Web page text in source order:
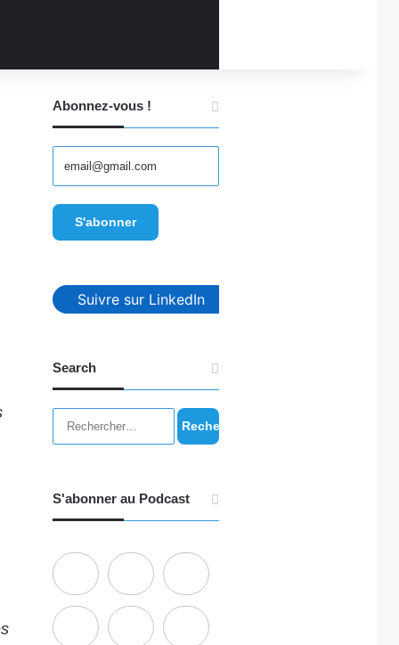
Abonnez-vous !
Suivre sur LinkedIn
Search
Rechercher :
S'abonner au Podcast